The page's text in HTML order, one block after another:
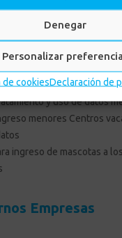
Denegar
Personalizar
de cookiesDeclaración de
y
y uso de datos
menores Centros
ingreso de mascotas a
Empresas